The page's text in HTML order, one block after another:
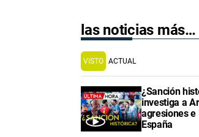
las noticias más…
VISTO ACTUAL
¿Sanción
investiga a
agresiones e
España